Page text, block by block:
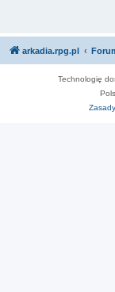
arkadia.rpg.pl
Technologię